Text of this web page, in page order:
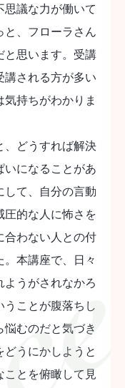
議な力が働いて
と、フローラさん
と思います。受講
講される方が多い
持ちがわかりま
、どうすれば解決
いになることがあ
して、自分の言動
圧的な人に怖さを
合わない人との付
本講座で、日々
うがされなかろ
うことが腹落ちし
むのだと気づき
うにかしようと
ことを俯瞰して見